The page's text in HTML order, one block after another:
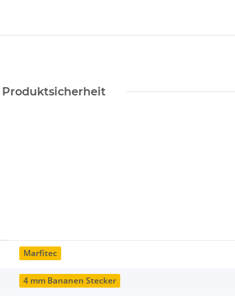
Produktsicherheit
Marfitec
4 mm Bananen Stecker